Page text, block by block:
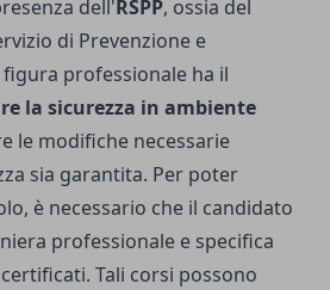
dell'RSPP, ossia del
di Prevenzione e
professionale ha il
la sicurezza in ambiente
le modifiche necessarie
sia garantita. Per poter
è necessario che il candidato
professionale e specifica
Tali corsi possono